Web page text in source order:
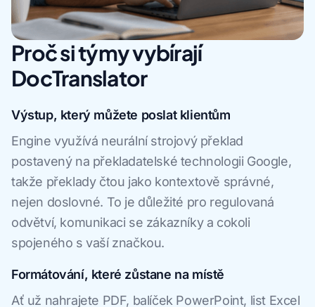
Proč si týmy vybírají
DocTranslator
Výstup, který můžete poslat klientům
Engine využívá neurální strojový překlad
postavený na překladatelské technologii Google,
takže překlady čtou jako kontextově správné,
nejen doslovné. To je důležité pro regulovaná
odvětví, komunikaci se zákazníky a cokoli
spojeného s vaší značkou.
Formátování, které zůstane na místě
Ať už nahrajete PDF, balíček PowerPoint, list Excel